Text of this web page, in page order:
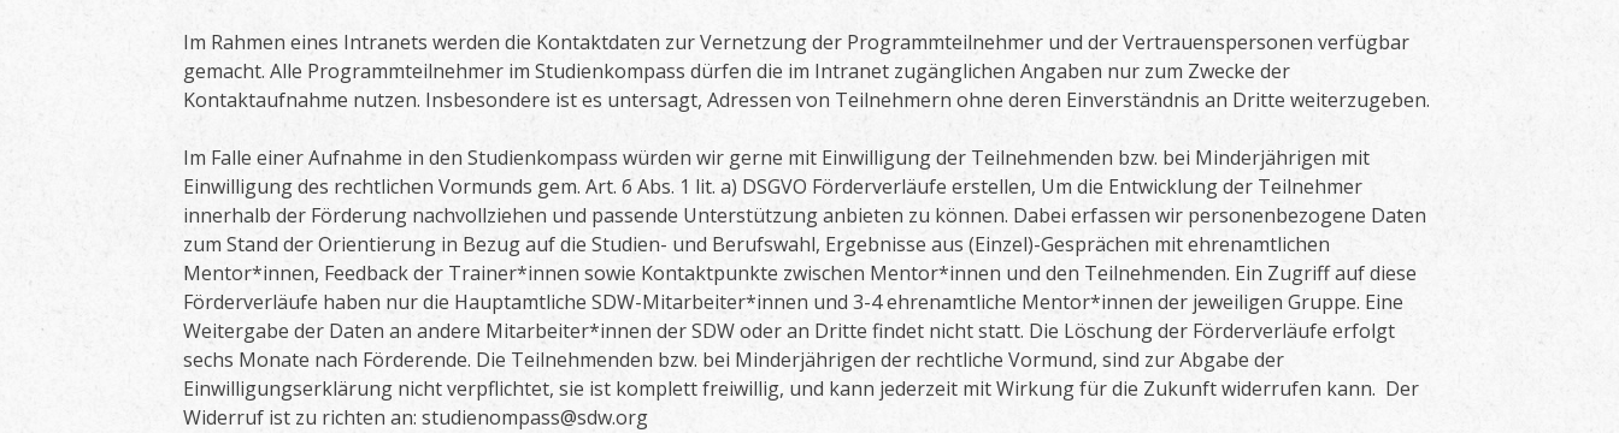
Im Rahmen eines Intranets werden die Kontaktdaten zur Vernetzung der Programmteilnehmer und der Vertrauenspersonen verfügbar
gemacht. Alle Programmteilnehmer im Studienkompass dürfen die im Intranet zugänglichen Angaben nur zum Zwecke der
Kontaktaufnahme nutzen. Insbesondere ist es untersagt, Adressen von Teilnehmern ohne deren Einverständnis an Dritte weiterzugeben.
Im Falle einer Aufnahme in den Studienkompass würden wir gerne mit Einwilligung der Teilnehmenden bzw. bei Minderjährigen mit
Einwilligung des rechtlichen Vormunds gem. Art. 6 Abs. 1 lit. a) DSGVO Förderverläufe erstellen, Um die Entwicklung der Teilnehmer
innerhalb der Förderung nachvollziehen und passende Unterstützung anbieten zu können. Dabei erfassen wir personenbezogene Daten
zum Stand der Orientierung in Bezug auf die Studien- und Berufswahl, Ergebnisse aus (Einzel)-Gesprächen mit ehrenamtlichen
Mentor*innen, Feedback der Trainer*innen sowie Kontaktpunkte zwischen Mentor*innen und den Teilnehmenden. Ein Zugriff auf diese
Förderverläufe haben nur die Hauptamtliche SDW-Mitarbeiter*innen und 3-4 ehrenamtliche Mentor*innen der jeweiligen Gruppe. Eine
Weitergabe der Daten an andere Mitarbeiter*innen der SDW oder an Dritte findet nicht statt. Die Löschung der Förderverläufe erfolgt
sechs Monate nach Förderende. Die Teilnehmenden bzw. bei Minderjährigen der rechtliche Vormund, sind zur Abgabe der
Einwilligungserklärung nicht verpflichtet, sie ist komplett freiwillig, und kann jederzeit mit Wirkung für die Zukunft widerrufen kann. Der
Widerruf ist zu richten an: studienompass@sdw.org